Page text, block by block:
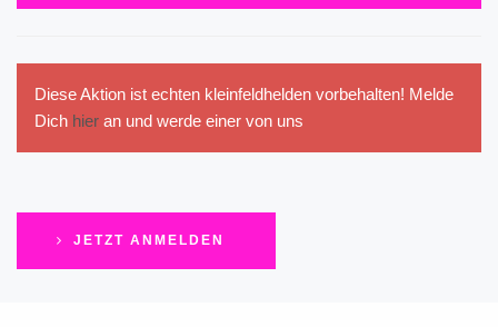
Diese Aktion ist echten kleinfeldhelden vorbehalten! Melde
Dich hier an und werde einer von uns
JETZT ANMELDEN